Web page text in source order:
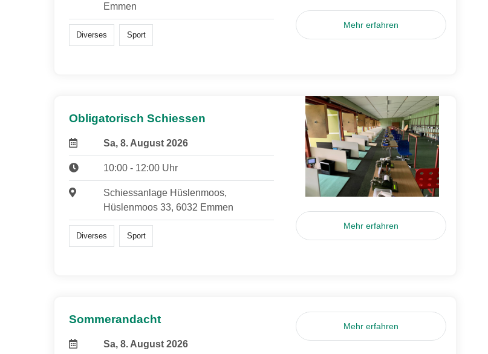
Emmen
Diverses Sport
Mehr erfahren
Obligatorisch Schiessen
Sa, 8. August 2026
10:00 - 12:00 Uhr
Schiessanlage Hüslenmoos,
Hüslenmoos 33, 6032 Emmen
Diverses Sport
Mehr erfahren
Sommerandacht
Sa, 8. August 2026
Mehr erfahren